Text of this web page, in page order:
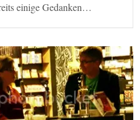
einige Gedanken…